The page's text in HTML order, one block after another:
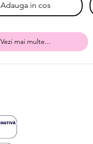
Adauga in cos
Vezi mai multe...